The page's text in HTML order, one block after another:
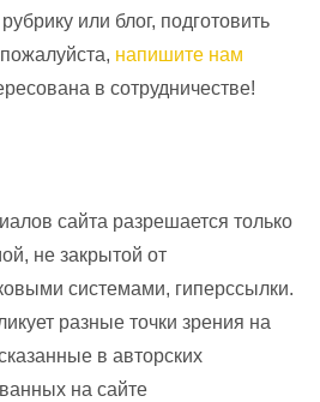
или блог, подготовить
напишите нам
в сотрудничестве!
сайта разрешается только
не закрытой от
системами, гиперссылки.
разные точки зрения на
в авторских
на сайте